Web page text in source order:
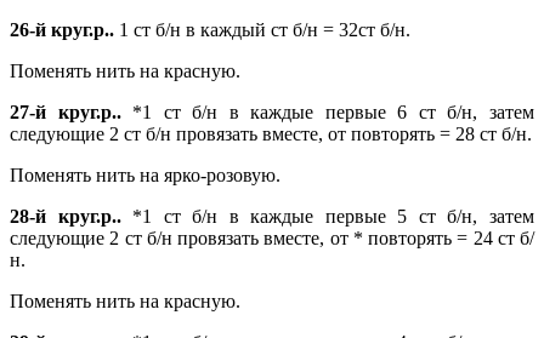
26-й круг.р.. 1 ст б/н в каждый ст б/н = 32ст б/н.
Поменять нить на красную.
27-й круг.р..*1 ст б/н в каждые первые 6 ст б/н, затем
следующие 2 ст б/н провязать вместе, от повторять = 28 ст б/н.
Поменять нить на ярко-розовую.
28-й круг.р..*1 ст б/н в каждые первые 5 ст б/н, затем
следующие 2 ст б/н провязать вместе, от * повторять = 24 ст б/
н.
Поменять нить на красную.